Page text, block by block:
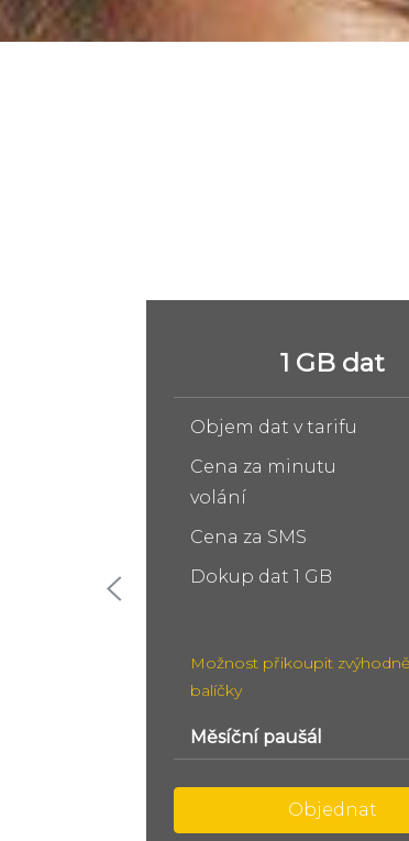
5 GB dat
Objem dat v tarifu
Cena za minutu
volání
Cena za SMS
Dokup dat 5 GB
Možnost přikoupit
balíčky
Měsíční paušál
Objednat